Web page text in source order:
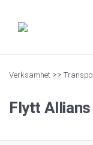
Verksamhet >>
Flytt